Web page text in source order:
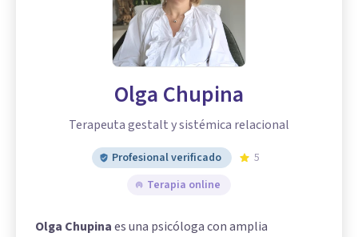
Olga Chupina
Terapeuta gestalt y sistémica relacional
Profesional verificado
5
Terapia online
Olga Chupinaes una psicóloga con amplia